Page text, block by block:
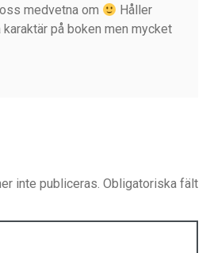
medvetna om
Håller
på boken men mycket
inte publiceras. Obligatoriska fält